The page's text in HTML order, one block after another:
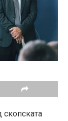
скопската